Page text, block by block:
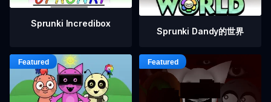
Sprunki Incredibox
Sprunki Dandy的世界